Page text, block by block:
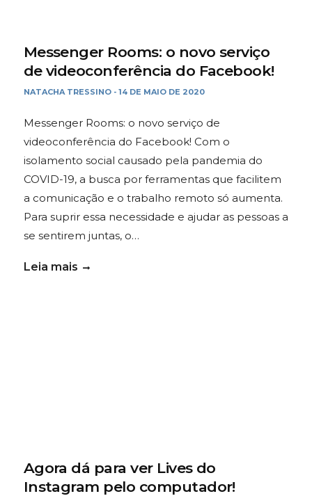
Messenger Rooms: o novo serviço
de videoconferência do Facebook!
NATACHA TRESSINO - 14 DE MAIO DE 2020
Messenger Rooms: o novo serviço de
videoconferência do Facebook! Com o
isolamento social causado pela pandemia do
COVID-19, a busca por ferramentas que facilitem
a comunicação e o trabalho remoto só aumenta.
Para suprir essa necessidade e ajudar as pessoas a
se sentirem juntas, o…
Leia mais
Agora dá para ver Lives do
Instagram pelo computador!